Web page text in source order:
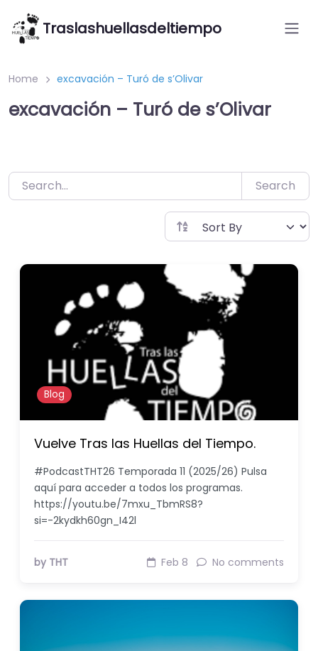
Saltar
contenido
Traslashuellasdeltiempo
Home excavación – Turó de s’Olivar
excavación – Turó de s’Olivar
Search
Blog
Vuelve Tras las Huellas del Tiempo.
#PodcastTHT26 Temporada 11 (2025/26) Pulsa
aquí para acceder a todos los programas.
https://youtu.be/7mxu_TbmRS8?
si=-2kydkh60gn_I42l
by THT Feb 8 No comments